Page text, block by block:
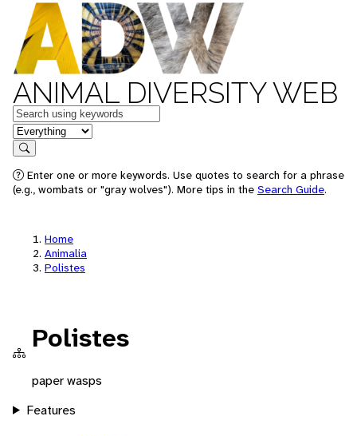
ANIMAL DIVERSITY WEB
Keywords
in feature
Search
Enter one or more keywords. Use quotes to search for a phrase
(e.g., wombats or "gray wolves"). More tips in the Search Guide.
Home
Animalia
Polistes
Polistes
paper wasps
Features